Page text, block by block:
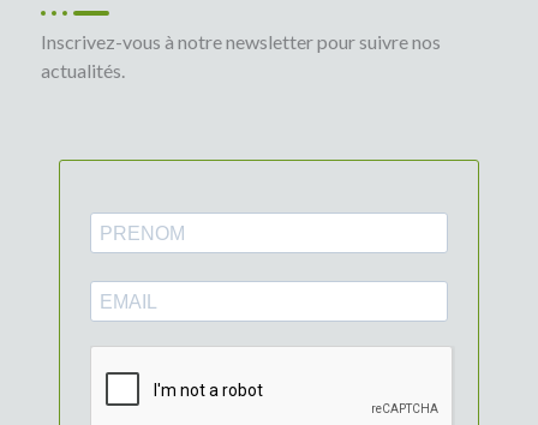
Inscrivez-vous à notre newsletter pour suivre nos
actualités.